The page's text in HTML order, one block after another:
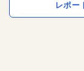
レポー